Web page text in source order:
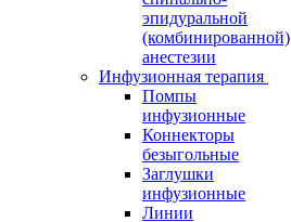
эпидуральной
(комбинированной)
анестезии
Инфузионная терапия
Помпы
инфузионные
Коннекторы
безыгольные
Заглушки
инфузионные
Линии